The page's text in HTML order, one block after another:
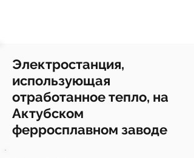
Электростанция,
использующая
отработанное тепло, на
Актубском
ферросплавном заводе